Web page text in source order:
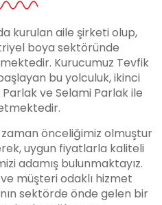
kurulan aile şirketi olup,
boya sektöründe
Kurucumuz Tevfik
bu yolculuk, ikinci
ve Selami Parlak ile
önceliğimiz olmuştur
uygun fiyatlarla kaliteli
adamış bulunmaktayız.
ve müşteri odaklı hizmet
sektörde önde gelen bir